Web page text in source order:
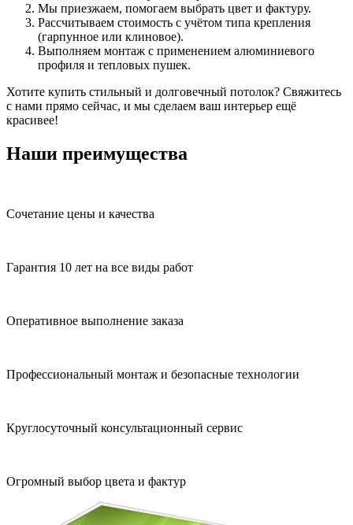
Мы приезжаем, помогаем выбрать цвет и фактуру.
Рассчитываем стоимость с учётом типа крепления
(гарпунное или клиновое).
Выполняем монтаж с применением алюминиевого
профиля и тепловых пушек.
Хотите купить стильный и долговечный потолок? Свяжитесь
с нами прямо сейчас, и мы сделаем ваш интерьер ещё
красивее!
Наши преимущества
Сочетание цены и качества
Гарантия 10 лет на все виды работ
Оперативное выполнение заказа
Профессиональный монтаж и безопасные технологии
Круглосуточный консультационный сервис
Огромный выбор цвета и фактур